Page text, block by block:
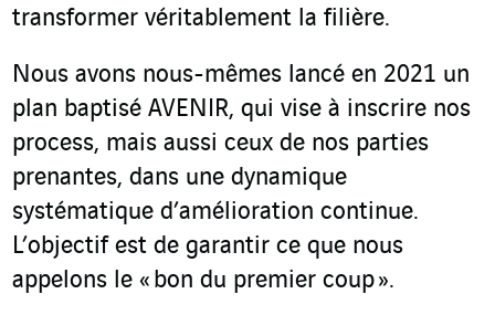
transformer véritablement la filière.
Nous avons nous-mêmes lancé en 2021 un
plan baptisé AVENIR, qui vise à inscrire nos
process, mais aussi ceux de nos parties
prenantes, dans une dynamique
systématique d’amélioration continue.
L’objectif est de garantir ce que nous
appelons le « bon du premier coup ».